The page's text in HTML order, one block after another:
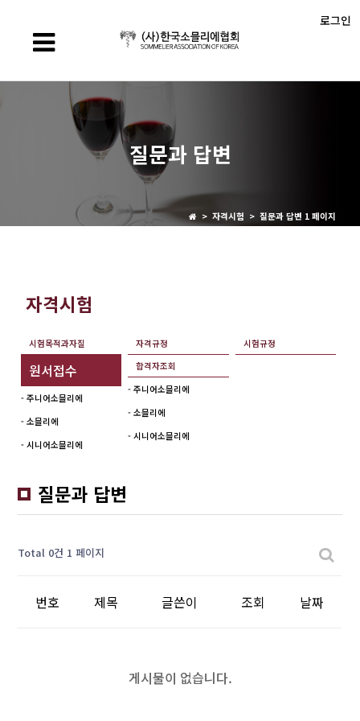
로그인
질문과 답변
> 자격시험 > 질문과 답변 1 페이지
자격시험
시험목적과자질 자격규정 시험규정
원서접수
- 주니어소믈리에
- 소믈리에
- 시니어소믈리에
합격자조회
- 주니어소믈리에
- 소믈리에
- 시니어소믈리에
질문과 답변
Total 0건 1 페이지
번호 제목 글쓴이 조회 날짜
게시물이 없습니다.